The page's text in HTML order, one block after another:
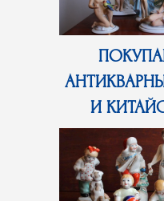
И